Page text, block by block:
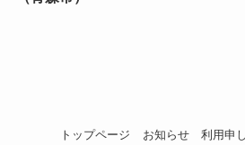
トップページ お知らせ 利用申